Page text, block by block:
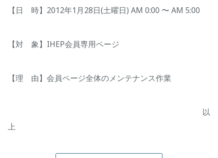
【日 時】2012年1月28日(土曜日) AM 0:00 〜 AM 5:00
【対 象】IHEP会員専用ページ
【理 由】会員ページ全体のメンテナンス作業
以
上